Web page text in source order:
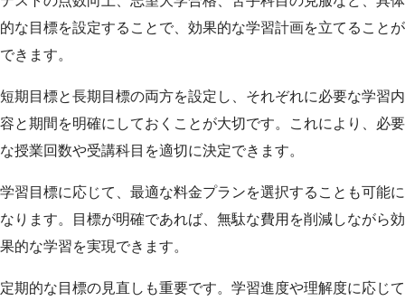
的な目標を設定することで、効果的な学習計画を立てることが
できます。
短期目標と長期目標の両方を設定し、それぞれに必要な学習内
容と期間を明確にしておくことが大切です。これにより、必要
な授業回数や受講科目を適切に決定できます。
学習目標に応じて、最適な料金プランを選択することも可能に
なります。目標が明確であれば、無駄な費用を削減しながら効
果的な学習を実現できます。
定期的な目標の見直しも重要です。学習進度や理解度に応じて